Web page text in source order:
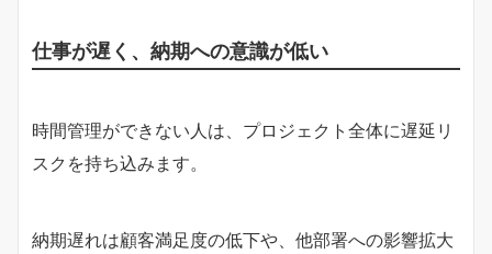
仕事が遅く、納期への意識が低い
時間管理ができない人は、プロジェクト全体に遅延リ
スクを持ち込みます。
納期遅れは顧客満足度の低下や、他部署への影響拡大